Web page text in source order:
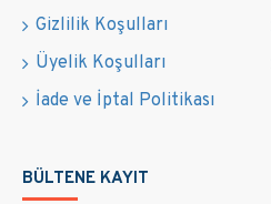
Gizlilik Koşulları
Üyelik Koşulları
İade ve İptal Politikası
BÜLTENE KAYIT